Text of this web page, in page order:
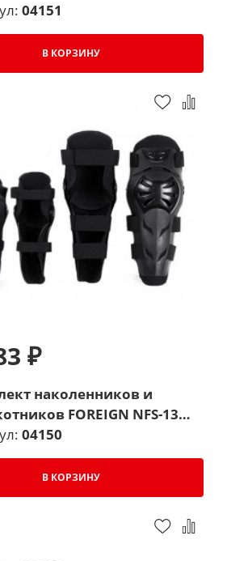
04151
В КОРЗИНУ
₽
наколенников и
FOREIGN NFS-136
04150
В КОРЗИНУ